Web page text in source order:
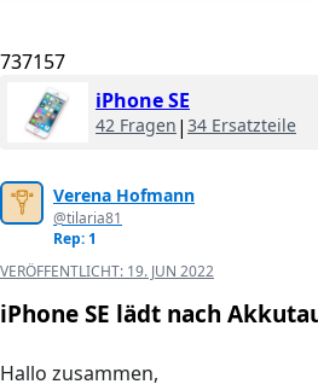
737157
iPhone SE
42 Fragen | 34 Ersatzteile
Verena Hofmann
@tilaria81
Rep: 1
VERÖFFENTLICHT: 19. JUN 2022
iPhone SE lädt nach
Hallo zusammen,